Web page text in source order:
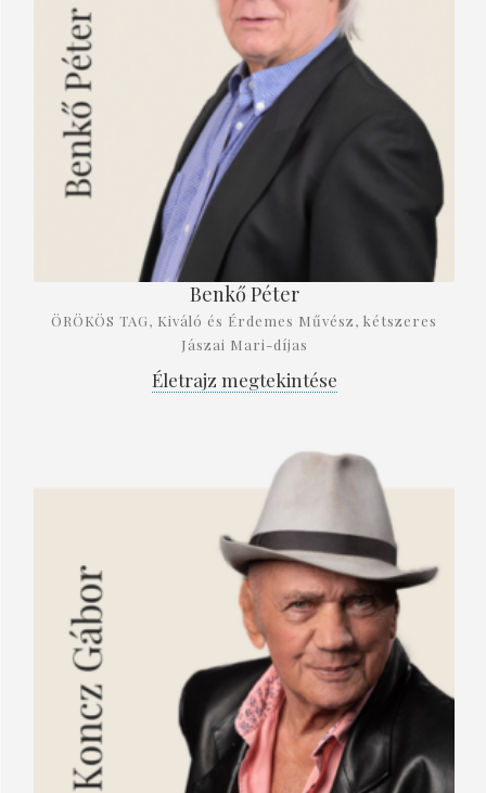
Benkő Péter
ÖRÖKÖS TAG, Kiváló és Érdemes Művész, kétszeres
Jászai Mari-díjas
Életrajz megtekintése